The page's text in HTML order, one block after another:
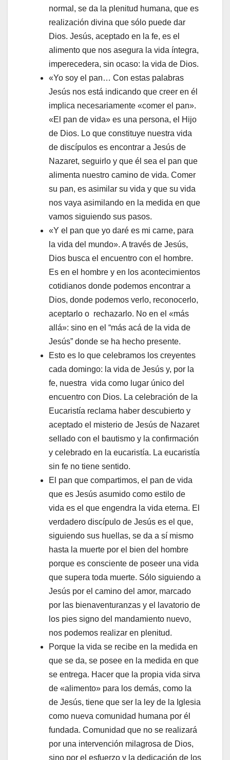
normal, se da la plenitud humana, que es
realización divina que sólo puede dar
Dios. Jesús, aceptado en la fe, es el
alimento que nos asegura la vida íntegra,
imperecedera, sin ocaso: la vida de Dios.
«Yo soy el pan… Con estas palabras
Jesús nos está indicando que creer en él
implica necesariamente «comer el pan».
«El pan de vida» es una persona, el Hijo
de Dios. Lo que constituye nuestra vida
de discípulos es encontrar a Jesús de
Nazaret, seguirlo y que él sea el pan que
alimenta nuestro camino de vida. Comer
su pan, es asimilar su vida y que su vida
nos vaya asimilando en la medida en que
vamos siguiendo sus pasos.
«Y el pan que yo daré es mi carne, para
la vida del mundo». A través de Jesús,
Dios busca el encuentro con el hombre.
Es en el hombre y en los acontecimientos
cotidianos donde podemos encontrar a
Dios, donde podemos verlo, reconocerlo,
aceptarlo o rechazarlo. No en el «más
allá»: sino en el “más acá de la vida de
Jesús” donde se ha hecho presente.
Esto es lo que celebramos los creyentes
cada domingo: la vida de Jesús y, por la
fe, nuestra vida como lugar único del
encuentro con Dios. La celebración de la
Eucaristía reclama haber descubierto y
aceptado el misterio de Jesús de Nazaret
sellado con el bautismo y la confirmación
y celebrado en la eucaristía. La eucaristía
sin fe no tiene sentido.
El pan que compartimos, el pan de vida
que es Jesús asumido como estilo de
vida es el que engendra la vida eterna. El
verdadero discípulo de Jesús es el que,
siguiendo sus huellas, se da a sí mismo
hasta la muerte por el bien del hombre
porque es consciente de poseer una vida
que supera toda muerte. Sólo siguiendo a
Jesús por el camino del amor, marcado
por las bienaventuranzas y el lavatorio de
los pies signo del mandamiento nuevo,
nos podemos realizar en plenitud.
Porque la vida se recibe en la medida en
que se da, se posee en la medida en que
se entrega. Hacer que la propia vida sirva
de «alimento» para los demás, como la
de Jesús, tiene que ser la ley de la Iglesia
como nueva comunidad humana por él
fundada. Comunidad que no se realizará
por una intervención milagrosa de Dios,
sino por el esfuerzo y la dedicación de los